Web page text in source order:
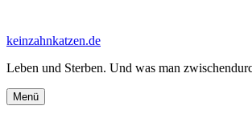
springen
keinzahnkatzen.de
Leben und Sterben. Und was man
Menü